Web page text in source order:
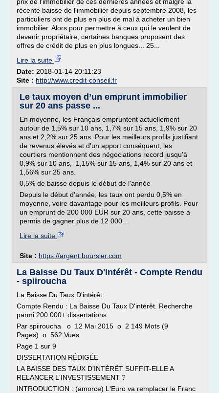
récente baisse de l'immobilier depuis septembre 2008, les
particuliers ont de plus en plus de mal à acheter un bien
immobilier. Alors pour permettre à ceux qui le veulent de
devenir propriétaire, certaines banques proposent des
offres de crédit de plus en plus longues... 25...
Lire la suite
Date: 2018-01-14 20:11:23
Site : http://www.credit-conseil.fr
Le taux moyen d’un emprunt immobilier
sur 20 ans passe ...
En moyenne, les Français empruntent actuellement
autour de 1,5% sur 10 ans, 1,7% sur 15 ans, 1,9% sur 20
ans et 2,2% sur 25 ans. Pour les meilleurs profils justifiant
de revenus élevés et d'un apport conséquent, les
courtiers mentionnent des négociations record jusqu'à
0,9% sur 10 ans, 1,15% sur 15 ans, 1,4% sur 20 ans et
1,56% sur 25 ans.
0,5% de baisse depuis le début de l'année
Depuis le début d'année, les taux ont perdu 0,5% en
moyenne, voire davantage pour les meilleurs profils. Pour
un emprunt de 200 000 EUR sur 20 ans, cette baisse a
permis de gagner plus de 12 000...
Lire la suite
Site : https://argent.boursier.com
La Baisse Du Taux D'intérêt - Compte Rendu
- spiiroucha
La Baisse Du Taux D'intérêt
Compte Rendu : La Baisse Du Taux D'intérêt. Recherche
parmi 200 000+ dissertations
Par spiiroucha o 12 Mai 2015 o 2 149 Mots (9
Pages) o 562 Vues
Page 1 sur 9
DISSERTATION RÉDIGÉE
LA BAISSE DES TAUX D'INTÉRÊT SUFFIT-ELLE A
RELANCER L'INVESTISSEMENT ?
INTRODUCTION : (amorce) L'Euro va remplacer le Franc